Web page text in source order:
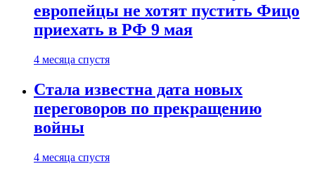
европейцы не хотят пустить Фицо
приехать в РФ 9 мая
4 месяца спустя
Стала известна дата новых
переговоров по прекращению
войны
4 месяца спустя